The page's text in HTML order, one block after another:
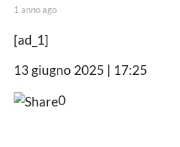
a
o
1
n
b
R
e
d
a
z
i
1 anno ago
a
o
[ad_1]
13 giugno 2025 | 17:25
0